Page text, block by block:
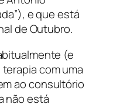
e que está
de Outubro.
(e
com uma
ao consultório
não está